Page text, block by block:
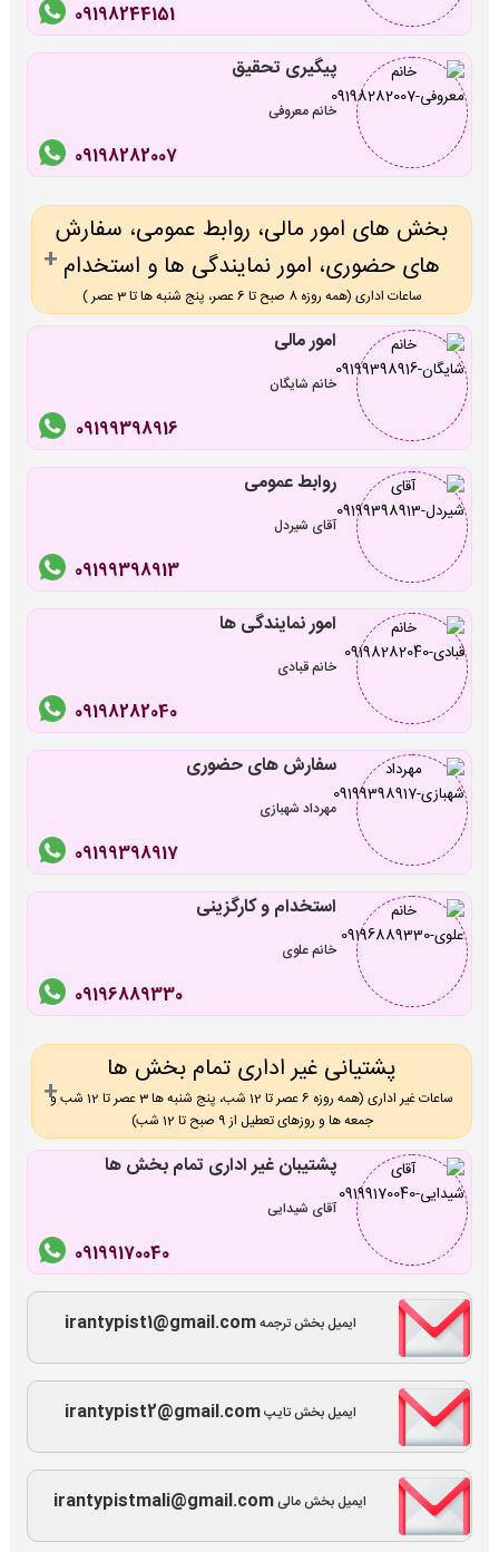
09198244151
پیگیری تحقیق
خانم معروفی
09198282007
بخش های امور مالی، روابط عمومی، سفارش
های حضوری، امور نمایندگی ها و استخدام
ساعات اداری (همه روزه 8 صبح تا 6 عصر، پنج شنبه ها تا 3 عصر )
امور مالی
خانم شایگان
09199398916
روابط عمومی
آقای شیردل
09199398913
امور نمایندگی ها
خانم قبادی
09198282040
سفارش های حضوری
مهرداد شهبازی
09199398917
استخدام و کارگزینی
خانم علوی
09196889330
پشتیانی غیر اداری تمام بخش ها
ساعات غیر اداری (همه روزه 6 عصر تا 12 شب، پنج شنبه ها 3 عصر تا 12 شب و
جمعه ها و روزهای تعطیل از 9 صبح تا 12 شب)
پشتیبان غیر اداری تمام بخش ها
آقای شیدایی
09199170040
ایمیل بخش ترجمهirantypist1@gmail.com
ایمیل بخش تایپirantypist2@gmail.com
ایمیل بخش مالیirantypistmali@gmail.com